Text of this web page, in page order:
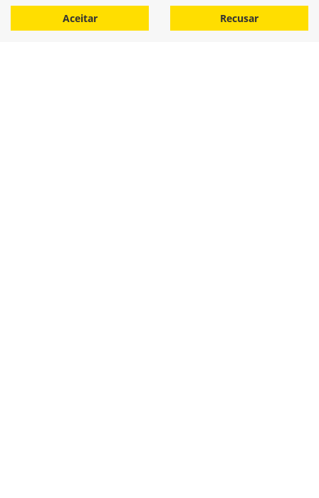
Ver Mais 11 lojas
Aceitar Recusar